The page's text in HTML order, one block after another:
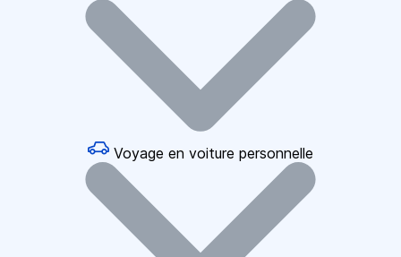
Voyage en voiture personnelle